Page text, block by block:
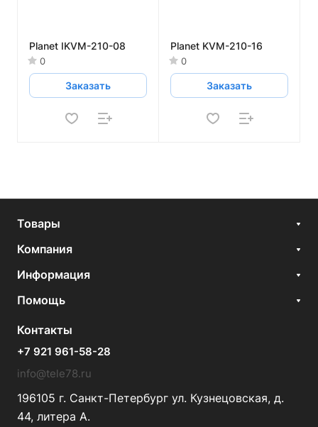
Planet IKVM-210-08
0
Заказать
Planet KVM-210-16
0
Заказать
Товары
Компания
Информация
Помощь
Контакты
+7 921 961-58-28
info@tele78.ru
196105 г. Санкт-Петербург ул. Кузнецовская, д.
44, литера А.